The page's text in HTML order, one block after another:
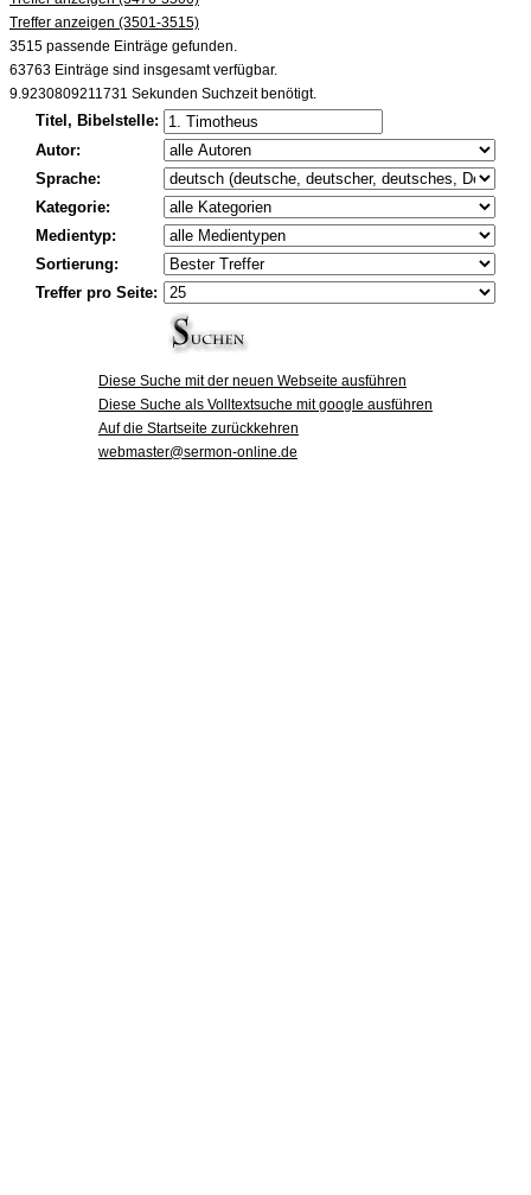
Treffer anzeigen (3501-3515)
3515 passende Einträge gefunden.
63763 Einträge sind insgesamt verfügbar.
9.9230809211731 Sekunden Suchzeit benötigt.
Titel, Bibelstelle:
Autor:
Sprache:
Kategorie:
Medientyp:
Sortierung:
Treffer pro Seite:
Diese Suche mit der neuen Webseite ausführen
Diese Suche als Volltextsuche mit google ausführen
Auf die Startseite zurückkehren
webmaster@sermon-online.de